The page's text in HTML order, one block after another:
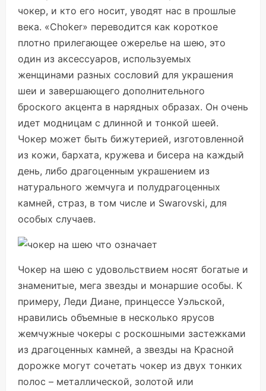
чокер, и кто его носит, уводят нас в прошлые
века. «Сhoker» переводится как короткое
плотно прилегающее ожерелье на шею, это
один из аксессуаров, используемых
женщинами разных сословий для украшения
шеи и завершающего дополнительного
броского акцента в нарядных образах. Он очень
идет модницам с длинной и тонкой шеей.
Чокер может быть бижутерией, изготовленной
из кожи, бархата, кружева и бисера на каждый
день, либо драгоценным украшением из
натурального жемчуга и полудрагоценных
камней, страз, в том числе и Swarovski, для
особых случаев.
Чокер на шею с удовольствием носят богатые и
знаменитые, мега звезды и монаршие особы. К
примеру, Леди Диане, принцессе Уэльской,
нравились объемные в несколько ярусов
жемчужные чокеры с роскошными застежками
из драгоценных камней, а звезды на Красной
дорожке могут сочетать чокер из двух тонких
полос – металлической, золотой или